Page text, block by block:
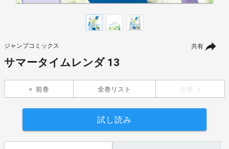
共有
ジャンプコミックス
サマータイムレンダ 13
前巻 全巻リスト 次巻
試し読み